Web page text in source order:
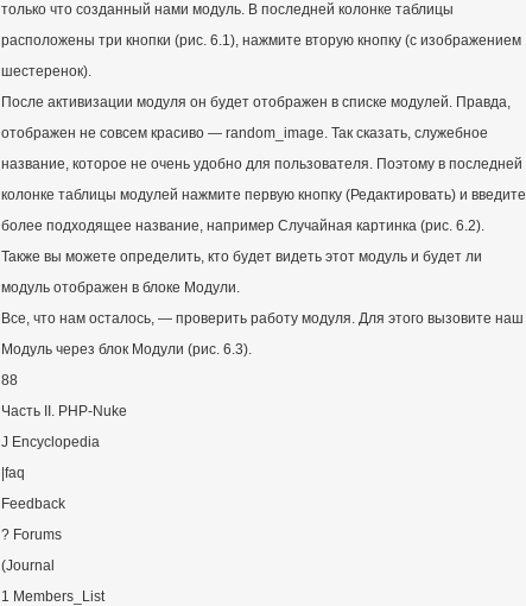
только что созданный нами модуль. В последней колонке таблицы
расположены три кнопки (рис. 6.1), нажмите вторую кнопку (с изображением
шестеренок).
После активизации модуля он будет отображен в списке модулей. Правда,
отображен не совсем красиво — random_image. Так сказать, служебное
название, которое не очень удобно для пользователя. Поэтому в последней
колонке таблицы модулей нажмите первую кнопку (Редактировать) и введите
более подходящее название, например Случайная картинка (рис. 6.2).
Также вы можете определить, кто будет видеть этот модуль и будет ли
модуль отображен в блоке Модули.
Все, что нам осталось, — проверить работу модуля. Для этого вызовите наш
Модуль через блок Модули (рис. 6.3).
88
Часть II. PHP-Nuke
J Encyclopedia
|faq
Feedback
? Forums
(Journal
1 Members_List